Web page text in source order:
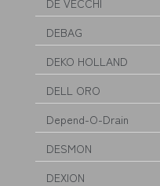
DE VECCHI
DEBAG
DEKO HOLLAND
DELL ORO
Depend-O-Drain
DESMON
DEXION